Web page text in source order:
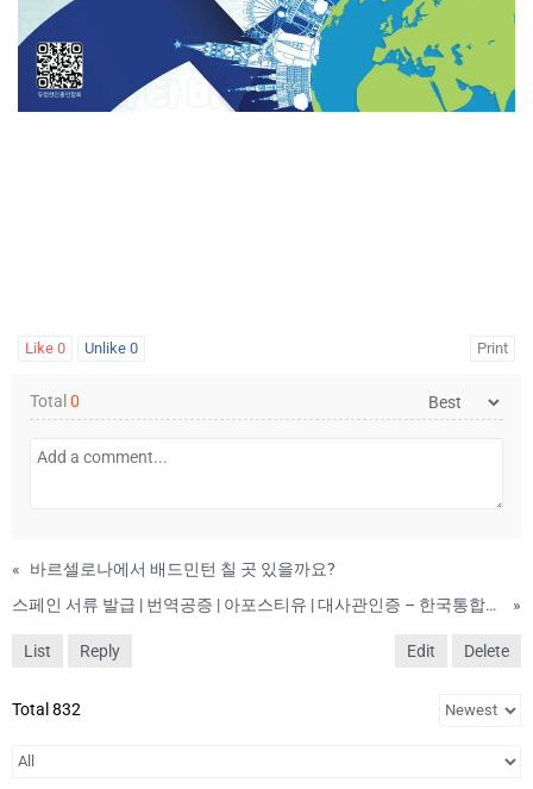
Like 0 Unlike 0 Print
Total 0
«
바르셀로나에서 배드민턴 칠 곳 있을까요?
스페인 서류 발급 | 번역공증 | 아포스티유 | 대사관인증 – 한국통합민원센터
»
List Reply Edit Delete
Total 832